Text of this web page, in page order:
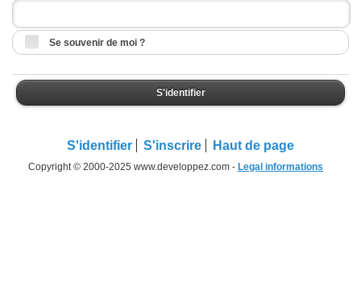
Se souvenir de moi ?
S'identifier
S'identifier S'inscrire Haut de page
Copyright © 2000-2025 www.developpez.com - Legal informations